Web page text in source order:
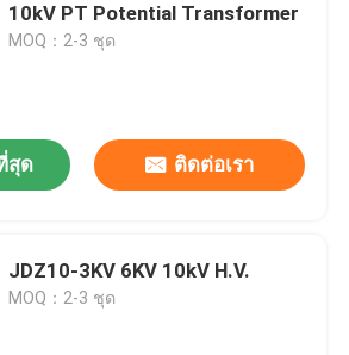
10kV PT Potential Transformer
MOQ：2-3 ชุด
สุด ติดต่อเรา
JDZ10-3KV 6KV 10kV H.V.
MOQ：2-3 ชุด